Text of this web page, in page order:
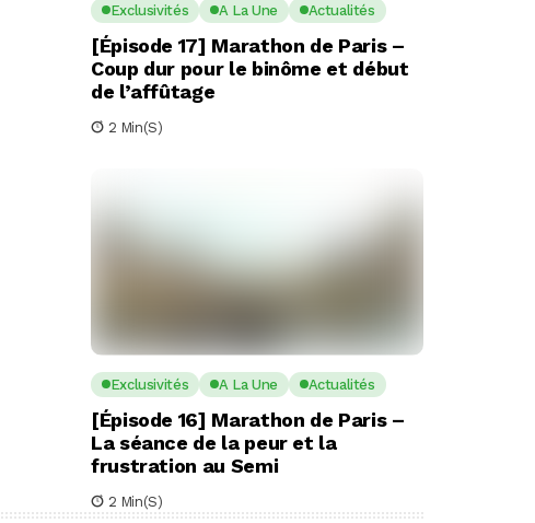
Exclusivités A La Une Actualités
[Épisode 17] Marathon de Paris –
Coup dur pour le binôme et début
de l’affûtage
2 Min(s)
Exclusivités A La Une Actualités
[Épisode 16] Marathon de Paris –
La séance de la peur et la
frustration au Semi
2 Min(s)